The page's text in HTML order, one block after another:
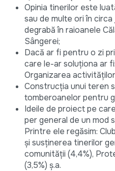
Opinia tinerilor este
sau de multe ori în
degrabă în raioanele
Sângerei;
Dacă ar fi pentru o zi
care le-ar soluționa ar
Organizarea
Construcția unui teren
tomberoanelor pentru
Ideile de proiect pe
per general de un mod
Printre ele regăsim:
și susținerea tinerilor
comunității (4,4%),
(3,5%) ș.a.